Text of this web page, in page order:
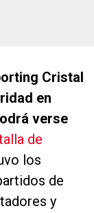
Cristal
en
verse
de
los
de
y